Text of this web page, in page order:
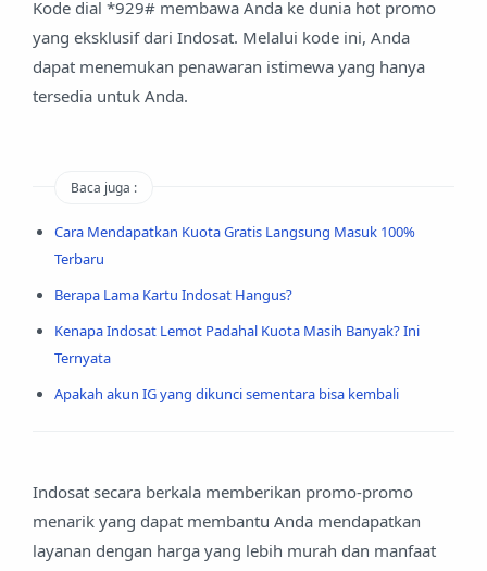
Kode dial *929# membawa Anda ke dunia hot promo
yang eksklusif dari Indosat. Melalui kode ini, Anda
dapat menemukan penawaran istimewa yang hanya
tersedia untuk Anda.
Baca juga :
Cara Mendapatkan Kuota Gratis Langsung Masuk 100%
Terbaru
Berapa Lama Kartu Indosat Hangus?
Kenapa Indosat Lemot Padahal Kuota Masih Banyak? Ini
Ternyata
Apakah akun IG yang dikunci sementara bisa kembali
Indosat secara berkala memberikan promo-promo
menarik yang dapat membantu Anda mendapatkan
layanan dengan harga yang lebih murah dan manfaat